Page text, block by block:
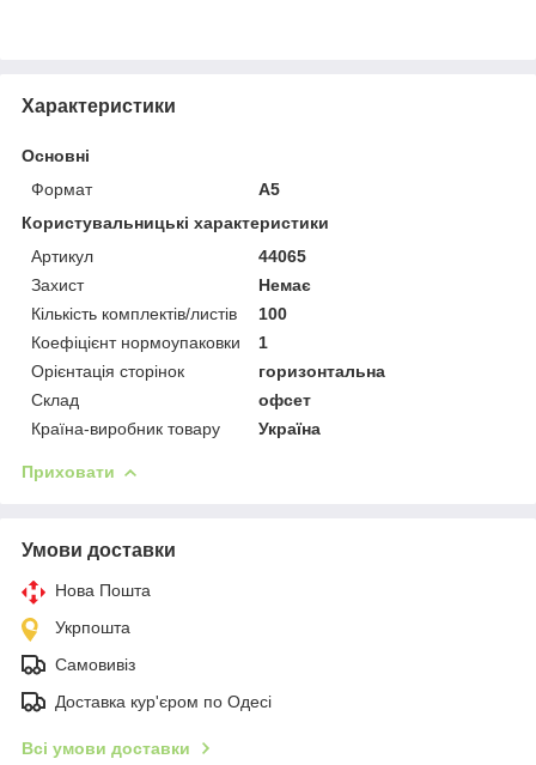
Характеристики
Основні
Формат
A5
Користувальницькі характеристики
Артикул
44065
Захист
Немає
Кількість комплектів/листів
100
Коефіцієнт нормоупаковки
1
Орієнтація сторінок
горизонтальна
Склад
офсет
Країна-виробник товару
Україна
Приховати
Умови доставки
Нова Пошта
Укрпошта
Самовивіз
Доставка кур'єром по Одесі
Всі умови доставки